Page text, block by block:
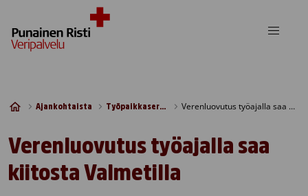
Ajankohtaista Työpaikkasertifikaatti Verenluovutus työajalla saa kiitosta Valmetilla
Verenluovutus työajalla saa
kiitosta Valmetilla